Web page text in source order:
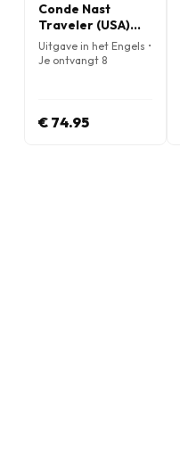
Conde Nast
Traveler (USA)
Magazine
Uitgave in het Engels •
Je ontvangt 8
€ 74.95